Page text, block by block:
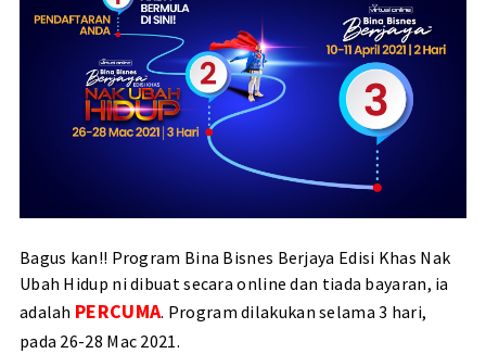
Bagus kan!! Program Bina Bisnes Berjaya Edisi Khas Nak
Ubah Hidup ni dibuat secara online dan tiada bayaran, ia
adalah PERCUMA. Program dilakukan selama 3 hari,
pada 26-28 Mac 2021.